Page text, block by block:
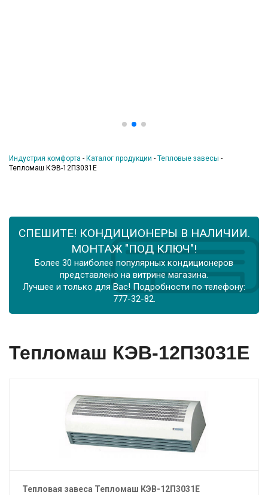
Индустрия комфорта - Каталог продукции - Тепловые завесы -
Тепломаш КЭВ-12П3031Е
СПЕШИТЕ! КОНДИЦИОНЕРЫ В НАЛИЧИИ.
МОНТАЖ "ПОД КЛЮЧ"!
Более 30 наиболее популярных кондиционеров
представлено на витрине магазина.
Лучшее и только для Вас! Подробности по телефону:
777-32-82.
Тепломаш КЭВ-12П3031Е
Тепловая завеса Тепломаш КЭВ-12П3031Е